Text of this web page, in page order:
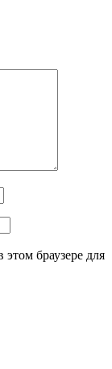
браузере для